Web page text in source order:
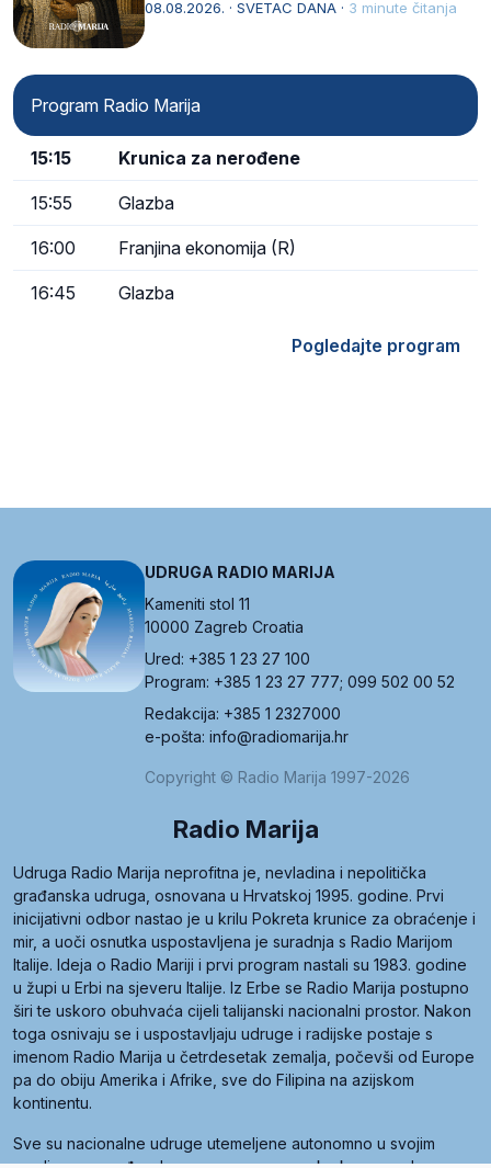
08.08.2026. · SVETAC DANA · 3 minute čitanja
Program Radio Marija
15:15 Krunica za nerođene
15:55 Glazba
16:00 Franjina ekonomija (R)
16:45 Glazba
Pogledajte program
UDRUGA RADIO MARIJA
Kameniti stol 11
10000 Zagreb Croatia
Ured: +385 1 23 27 100
Program: +385 1 23 27 777; 099 502 00 52
Redakcija: +385 1 2327000
e-pošta: info@radiomarija.hr
Copyright © Radio Marija 1997-2026
Radio Marija
Udruga Radio Marija neprofitna je, nevladina i nepolitička
građanska udruga, osnovana u Hrvatskoj 1995. godine. Prvi
inicijativni odbor nastao je u krilu Pokreta krunice za obraćenje i
mir, a uoči osnutka uspostavljena je suradnja s Radio Marijom
Italije. Ideja o Radio Mariji i prvi program nastali su 1983. godine
u župi u Erbi na sjeveru Italije. Iz Erbe se Radio Marija postupno
širi te uskoro obuhvaća cijeli talijanski nacionalni prostor. Nakon
toga osnivaju se i uspostavljaju udruge i radijske postaje s
imenom Radio Marija u četrdesetak zemalja, počevši od Europe
pa do obiju Amerika i Afrike, sve do Filipina na azijskom
kontinentu.
Sve su nacionalne udruge utemeljene autonomno u svojim